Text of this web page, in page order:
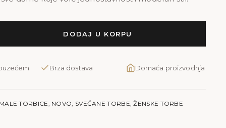
DODAJ U KORPU
Brza dostava Domaća proizvodnja
MALE TORBICE, NOVO, SVEČANE TORBE,ŽENSKE TORBE